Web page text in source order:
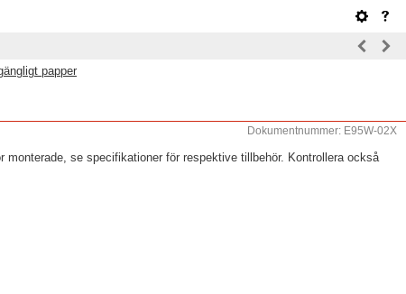
papper
Dokumentnummer: E95W-02X
se specifikationer för respektive tillbehör. Kontrollera också